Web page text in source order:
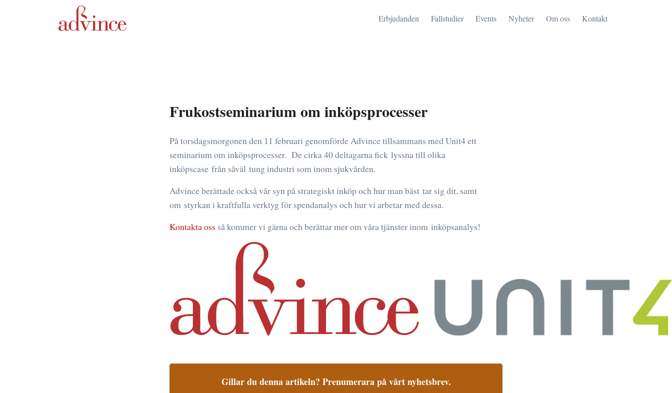
Erbjudanden Fallstudier Events Nyheter Om oss Kontakt
Frukostseminarium om inköpsprocesser
På torsdagsmorgonen den 11 februari genomförde Advince tillsammans med Unit4 ett
seminarium om inköpsprocesser. De cirka 40 deltagarna fick lyssna till olika
inköpscase från såväl tung industri som inom sjukvården.
Advince berättade också vår syn på strategiskt inköp och hur man bäst tar sig dit, samt
om styrkan i kraftfulla verktyg för spendanalys och hur vi arbetar med dessa.
Kontakta oss så kommer vi gärna och berättar mer om våra tjänster inom inköpsanalys!
Gillar du denna artikeln? Prenumerara på vårt nyhetsbrev.